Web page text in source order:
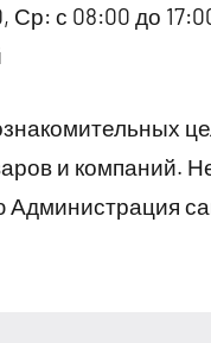
с 08:00 до
и компаний.